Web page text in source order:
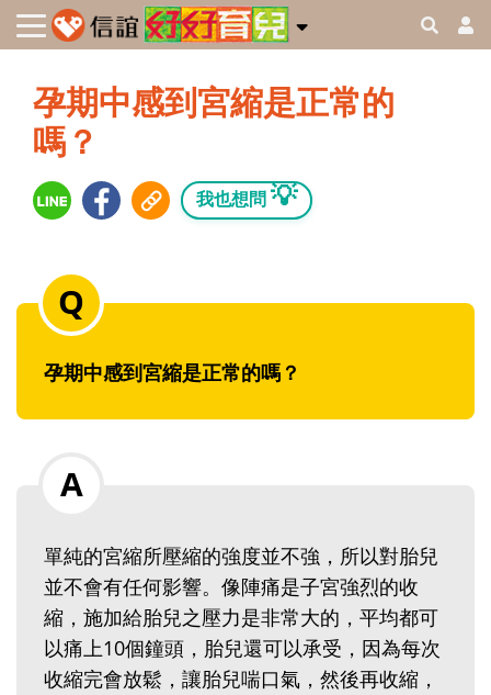
孕期中感到宮縮是正常的
嗎？
我也想問 💡
孕期中感到宮縮是正常的嗎？
單純的宮縮所壓縮的強度並不強，所以對胎兒
並不會有任何影響。像陣痛是子宮強烈的收
縮，施加給胎兒之壓力是非常大的，平均都可
以痛上10個鐘頭，胎兒還可以承受，因為每次
收縮完會放鬆，讓胎兒喘口氣，然後再收縮，